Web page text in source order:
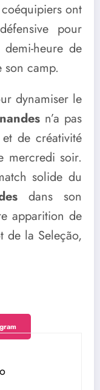
ont
pour
heure de
camp.
dynamiser le
n’a pas
de créativité
mercredi soir.
solide du
dans son
apparition de
de la Seleção,